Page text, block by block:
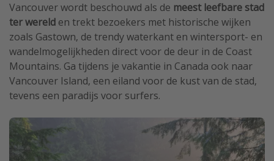
Vancouver wordt beschouwd als de meest leefbare stad
ter wereld en trekt bezoekers met historische wijken
zoals Gastown, de trendy waterkant en wintersport- en
wandelmogelijkheden direct voor de deur in de Coast
Mountains. Ga tijdens je vakantie in Canada ook naar
Vancouver Island, een eiland voor de kust van de stad,
tevens een paradijs voor surfers.